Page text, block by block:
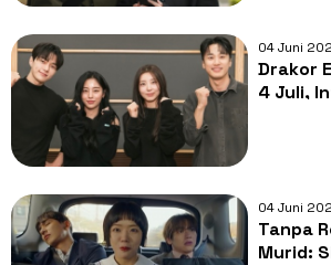
04 Juni
Drakor
4 Juli,
04 Juni
Tanpa
Murid: